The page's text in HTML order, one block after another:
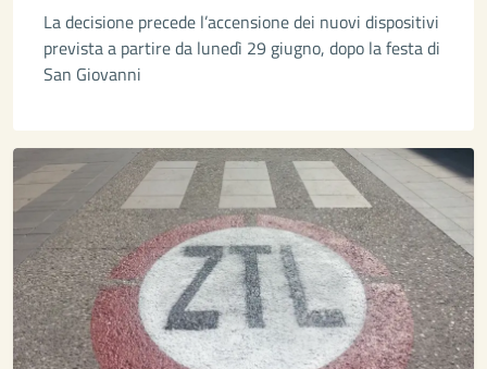
La decisione precede l’accensione dei nuovi dispositivi
prevista a partire da lunedì 29 giugno, dopo la festa di
San Giovanni